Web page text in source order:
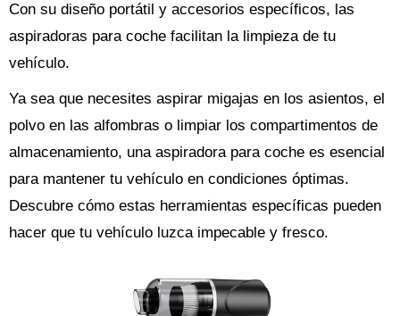
Con su diseño portátil y accesorios específicos, las
aspiradoras para coche facilitan la limpieza de tu
vehículo.
Ya sea que necesites aspirar migajas en los asientos, el
polvo en las alfombras o limpiar los compartimentos de
almacenamiento, una aspiradora para coche es esencial
para mantener tu vehículo en condiciones óptimas.
Descubre cómo estas herramientas específicas pueden
hacer que tu vehículo luzca impecable y fresco.